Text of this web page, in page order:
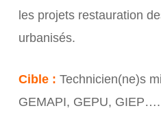
les projets restauration
urbanisés.
Cible : Technicien(ne)s
GEMAPI, GEPU, GIEP….